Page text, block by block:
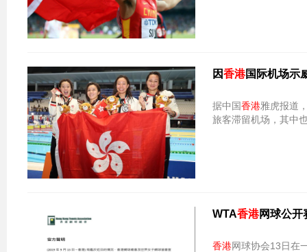
因香港国际机场示
据中国香港雅虎报道
旅客滞留机场，其中
WTA香港网球公开
香港网球协会13日在